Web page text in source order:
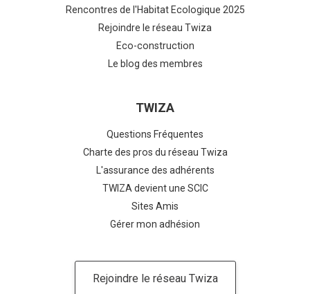
Rencontres de l'Habitat Ecologique 2025
Rejoindre le réseau Twiza
Eco-construction
Le blog des membres
TWIZA
Questions Fréquentes
Charte des pros du réseau Twiza
L'assurance des adhérents
TWIZA devient une SCIC
Sites Amis
Gérer mon adhésion
Rejoindre le réseau Twiza